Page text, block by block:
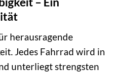
herausragende
Jedes Fahrrad wird in
unterliegt strengsten